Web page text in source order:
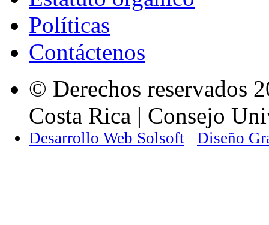
Políticas
Contáctenos
© Derechos reservados
Costa Rica | Consejo
Desarrollo Web Solsoft Diseño